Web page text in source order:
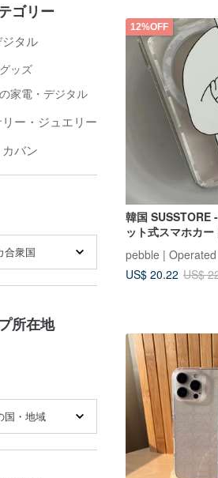
ゴリー
タル
ッズ
家電・デジタル
ー・ジュエリー
バン
合衆国
所在地
国・地域
12%OFF
韓国 SUSSTORE
ット式スマホカ
pebble |
US$ 20.22 US$